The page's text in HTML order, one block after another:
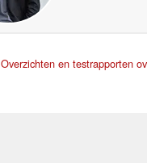
Overzichten en testrapporten